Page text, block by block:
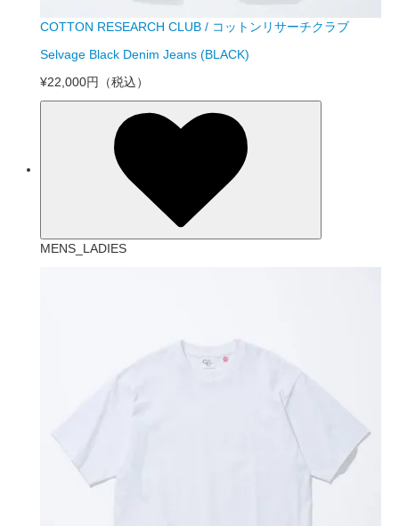
COTTON RESEARCH CLUB / コットンリサーチクラブ
Selvage Black Denim Jeans (BLACK)
¥22,000円
（税込）
MENS_LADIES